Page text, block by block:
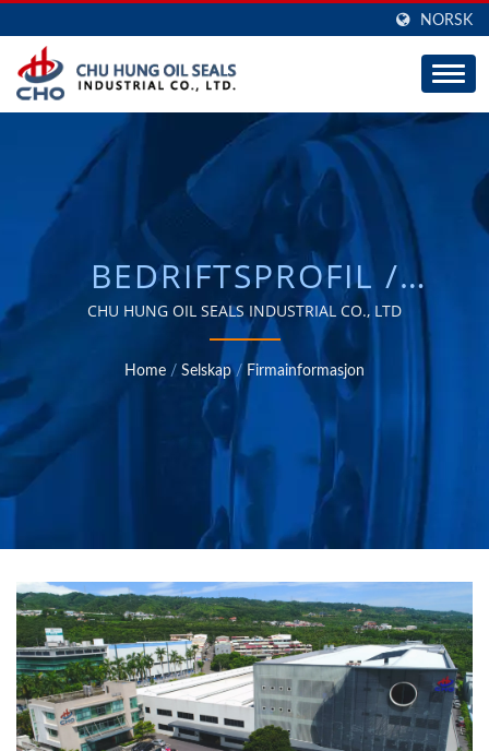
NORSK
BEDRIFTSPROFIL /
AUTOMOTIVE &
INDUSTRIELLE E-
BARRIERE
HJULPAKNINGER,
CENTURION
HJULPAKNINGER &
AXLE/CASSETTE SEALS
PRODUSENT SIDEN
1988 | CHU HUNG OIL
SEALS INDUSTRIAL CO.,
CHU HUNG OIL SEALS INDUSTRIAL CO., LTD
Home / Selskap / Firmainformasjon